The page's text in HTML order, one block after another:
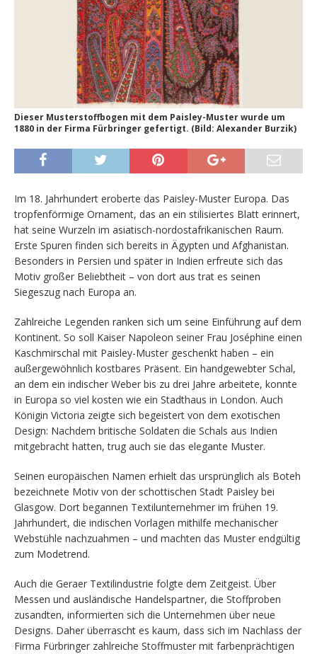
Dieser Musterstoffbogen mit dem Paisley-Muster wurde um
1880 in der Firma Fürbringer gefertigt. (Bild: Alexander Burzik)
Im 18. Jahrhundert eroberte das Paisley-Muster Europa. Das
tropfenförmige Ornament, das an ein stilisiertes Blatt erinnert,
hat seine Wurzeln im asiatisch-nordostafrikanischen Raum.
Erste Spuren finden sich bereits in Ägypten und Afghanistan.
Besonders in Persien und später in Indien erfreute sich das
Motiv großer Beliebtheit – von dort aus trat es seinen
Siegeszug nach Europa an.
Zahlreiche Legenden ranken sich um seine Einführung auf dem
Kontinent. So soll Kaiser Napoleon seiner Frau Joséphine einen
Kaschmirschal mit Paisley-Muster geschenkt haben – ein
außergewöhnlich kostbares Präsent. Ein handgewebter Schal,
an dem ein indischer Weber bis zu drei Jahre arbeitete, konnte
in Europa so viel kosten wie ein Stadthaus in London. Auch
Königin Victoria zeigte sich begeistert von dem exotischen
Design: Nachdem britische Soldaten die Schals aus Indien
mitgebracht hatten, trug auch sie das elegante Muster.
Seinen europäischen Namen erhielt das ursprünglich als Boteh
bezeichnete Motiv von der schottischen Stadt Paisley bei
Glasgow. Dort begannen Textilunternehmer im frühen 19.
Jahrhundert, die indischen Vorlagen mithilfe mechanischer
Webstühle nachzuahmen – und machten das Muster endgültig
zum Modetrend.
Auch die Geraer Textilindustrie folgte dem Zeitgeist. Über
Messen und ausländische Handelspartner, die Stoffproben
zusandten, informierten sich die Unternehmen über neue
Designs. Daher überrascht es kaum, dass sich im Nachlass der
Firma Fürbringer zahlreiche Stoffmuster mit farbenprächtigen